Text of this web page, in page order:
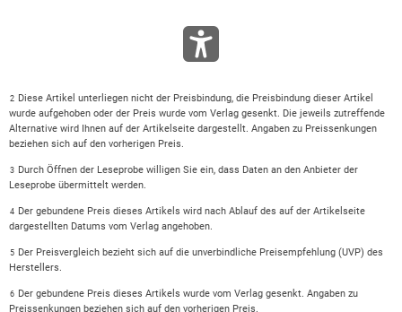
2
Diese Artikel unterliegen nicht der Preisbindung, die Preisbindung dieser Artikel
wurde aufgehoben oder der Preis wurde vom Verlag gesenkt. Die jeweils zutreffende
Alternative wird Ihnen auf der Artikelseite dargestellt. Angaben zu Preissenkungen
beziehen sich auf den vorherigen Preis.
3
Durch Öffnen der Leseprobe willigen Sie ein, dass Daten an den Anbieter der
Leseprobe übermittelt werden.
4
Der gebundene Preis dieses Artikels wird nach Ablauf des auf der Artikelseite
dargestellten Datums vom Verlag angehoben.
5
Der Preisvergleich bezieht sich auf die unverbindliche Preisempfehlung (UVP) des
Herstellers.
6
Der gebundene Preis dieses Artikels wurde vom Verlag gesenkt. Angaben zu
Preissenkungen beziehen sich auf den vorherigen Preis.